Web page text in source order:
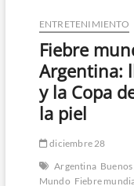
de
la
“hermosa
locura“,
Messi
aún
incrédulo
de
campeón
mundial
￼
ENTRETENIMIENTO
Fiebre
Argentina:
y la Copa
la piel
diciembre 28
Argentina
Mundo Fiebre